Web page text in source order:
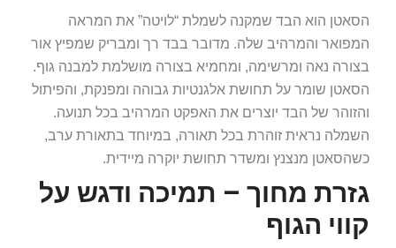
הסאטן הוא הבד שמקנה לשמלת “לויטה” את המראה
המפואר והמרהיב שלה. מדובר בבד רך ומבריק שמפיץ אור
בצורה נאה ומרשימה, ומחמיא בצורה מושלמת למבנה גוף.
הסאטן שומר על תחושת אלגנטיות גבוהה ומפנקת, והפיתול
והזוהר של הבד יוצרים את האפקט המרהיב בכל תנועה.
השמלה נראית זוהרת בכל תאורה, במיוחד בתאורת ערב,
כשהסאטן מנצנץ ומשדר תחושת יוקרה מיידית.
גזרת מחוך – תמיכה ודגש על
קווי הגוף